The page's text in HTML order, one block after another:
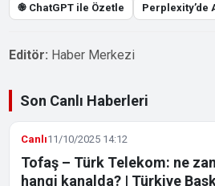
֎ ChatGPT ile Özetle Perplexity’de
Editör: Haber Merkezi
Son Canlı Haberleri
Canlı11/10/2025 14:12
Tofaş – Türk Telekom: ne
hangi kanalda? | Türkiye